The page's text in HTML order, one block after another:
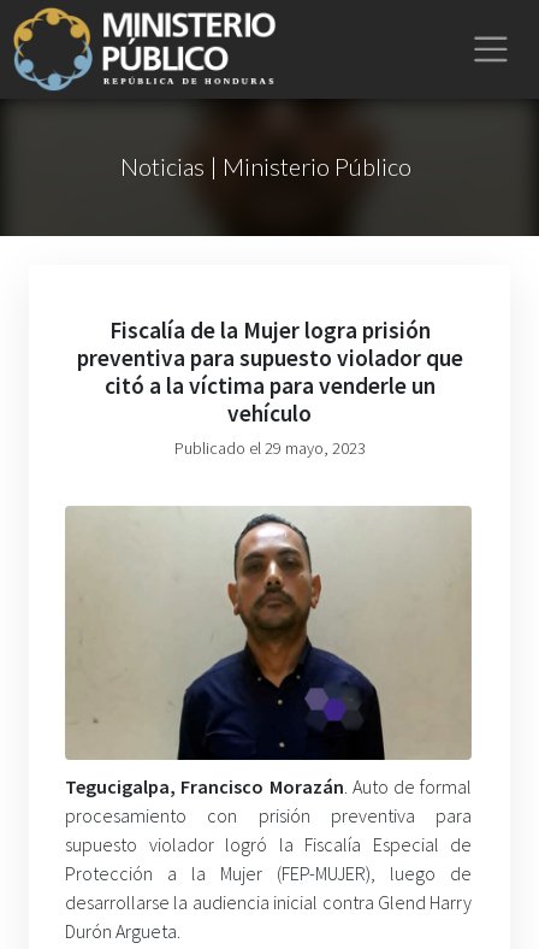
Noticias | Ministerio Público
Fiscalía de la Mujer logra prisión
preventiva para supuesto violador que
citó a la víctima para venderle un
vehículo
Publicado el 29 mayo, 2023
Tegucigalpa, Francisco Morazán. Auto de formal
procesamiento con prisión preventiva para
supuesto violador logró la Fiscalía Especial de
Protección a la Mujer (FEP-MUJER), luego de
desarrollarse la audiencia inicial contra Glend Harry
Durón Argueta.